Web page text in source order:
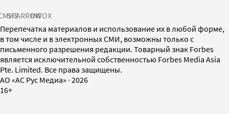
SPARROWINFOX
Перепечатка материалов и использование их в любой форме,
в том числе и в электронных СМИ, возможны только с
письменного разрешения редакции. Товарный знак Forbes
является исключительной собственностью Forbes Media Asia
Pte. Limited. Все права защищены.
AO «АС Рус Медиа» · 2026
16+